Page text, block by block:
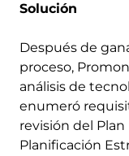
Solución
Después de
proceso,
análisis de
enumeró
revisión del
Planificación